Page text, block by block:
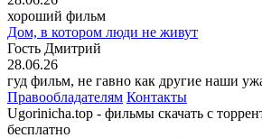
хороший фильм
Дом, в котором люди не живут
Гость Дмитрий
28.06.26
гуд фильм, не гавно как другие наши
Правообладателям Контакты
Ugorinicha.top - фильмы скачать с
бесплатно